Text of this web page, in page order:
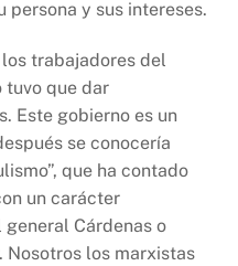
persona y sus intereses.
trabajadores del
tuvo que dar
Este gobierno es un
se conocería
que ha contado
un carácter
Cárdenas o
Nosotros los marxistas